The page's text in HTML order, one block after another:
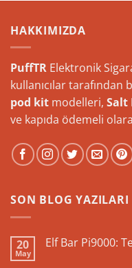
HAKKIMIZDA
PuffTR Elektronik
kullanıcılar tarafından
pod kit modelleri, Salt
ve kapıda ödemeli
SON BLOG YAZILARI
20
May
Elf Bar Pi9000: